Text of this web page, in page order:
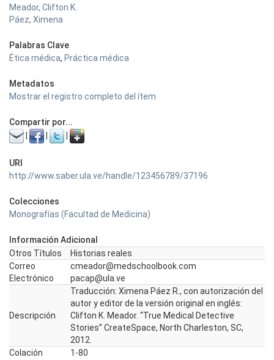
Meador, Clifton K.
Páez, Ximena
Palabras Clave
Ética médica, Práctica médica
Metadatos
Mostrar el registro completo del ítem
Compartir por...
URI
http://www.saber.ula.ve/handle/123456789/37196
Colecciones
Monografías (Facultad de Medicina)
Información Adicional
Otros Títulos
Historias reales
Correo
Electrónico
cmeador@medschoolbook.com
pacap@ula.ve
Descripción
Traducción: Ximena Páez R., con autorización del
autor y editor de la versión original en inglés:
Clifton K. Meador. “True Medical Detective
Stories” CreateSpace, North Charleston, SC,
2012.
Colación
1-80